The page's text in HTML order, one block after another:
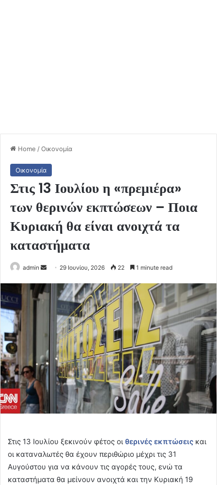
Home /Οικονομία
Οικονομία
Στις 13 Ιουλίου η «πρεμιέρα»
των θερινών εκπτώσεων – Ποια
Κυριακή θα είναι ανοιχτά τα
καταστήματα
admin
Send
email
29 Ιουνίου, 2026 22 1 minute read
Στις 13 Ιουλίου ξεκινούν φέτος οι θερινές εκπτώσεις και
οι καταναλωτές θα έχουν περιθώριο μέχρι τις 31
Αυγούστου για να κάνουν τις αγορές τους, ενώ τα
καταστήματα θα μείνουν ανοιχτά και την Κυριακή 19